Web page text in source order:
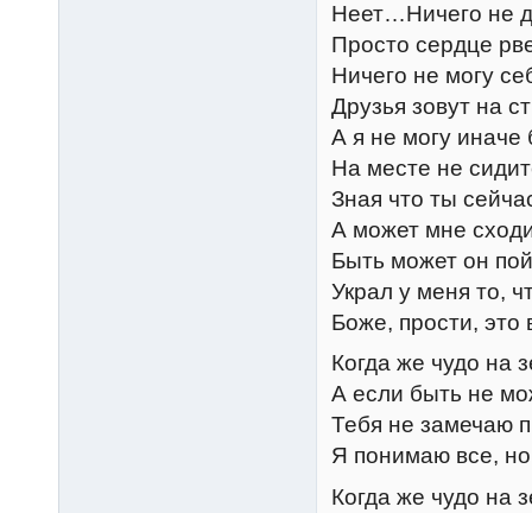
Неет…Ничего не
Просто сердце
Ничего не могу
Друзья зовут на
А я не могу иначе
На месте не
Зная что ты
А может мне
Быть может он
Украл у меня то,
Боже, прости, это
Когда же чудо на
А если быть не
Тебя не замечаю
Я понимаю все,
Когда же чудо на